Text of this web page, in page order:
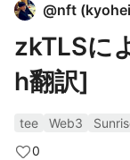
@nft (
zkTLSに
h翻訳]
tee Web3
0